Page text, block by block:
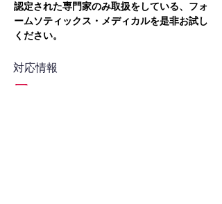
認定された専門家のみ取扱をしている、フォ
ームソティックス・メディカルを是非お試し
ください。
対応情報